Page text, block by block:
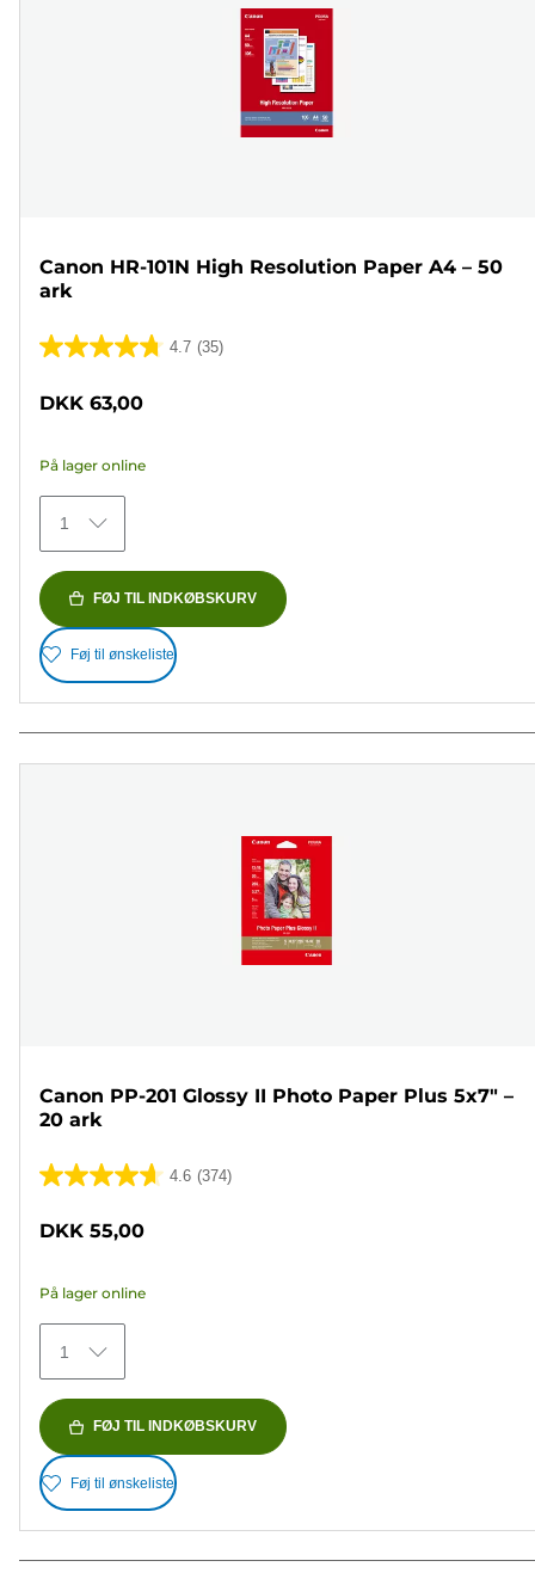
Canon HR-101N High Resolution Paper A4 – 50
ark
4.7 (35)
4.7
af
stjerner.
35
anmeldelser
DKK 63,00
På lager online
1
FØJ TIL INDKØBSKURV
Føj til ønskeliste
Canon PP-201 Glossy II Photo Paper Plus 5x7" –
20 ark
4.6 (374)
4.6
stjerner.
374
anmeldelser
DKK 55,00
På lager online
1
FØJ TIL INDKØBSKURV
Føj til ønskeliste